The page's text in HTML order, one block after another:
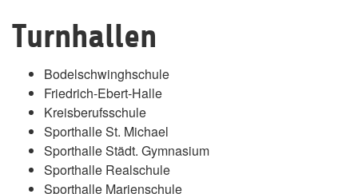
Turnhallen
Bodelschwinghschule
Friedrich-Ebert-Halle
Kreisberufsschule
Sporthalle St. Michael
Sporthalle Städt. Gymnasium
Sporthalle Realschule
Sporthalle Marienschule